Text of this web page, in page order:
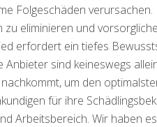
Folgeschäden
eliminieren und
erfordert ein tiefes
sind keineswegs
um den
für ihre
Arbeitsbereich. Wir haben